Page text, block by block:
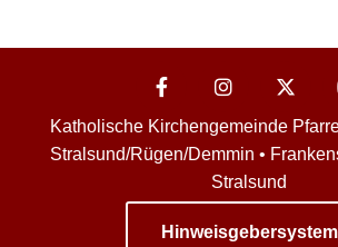
Katholische Kirchengemeinde
Stralsund/Rügen/Demmin •
Stralsund
Hinweisgebersystem